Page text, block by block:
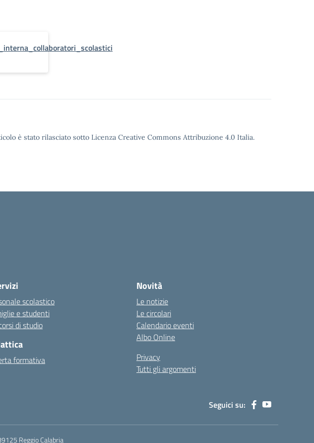
è stato rilasciato sotto Licenza Creative Commons Attribuzione 4.0 Italia.
scolastico
e studenti
di studio
formativa
Novità
Le notizie
Le circolari
Calendario eventi
Albo Online
Privacy
Tutti gli argomenti
Seguici su:
Reggio Calabria